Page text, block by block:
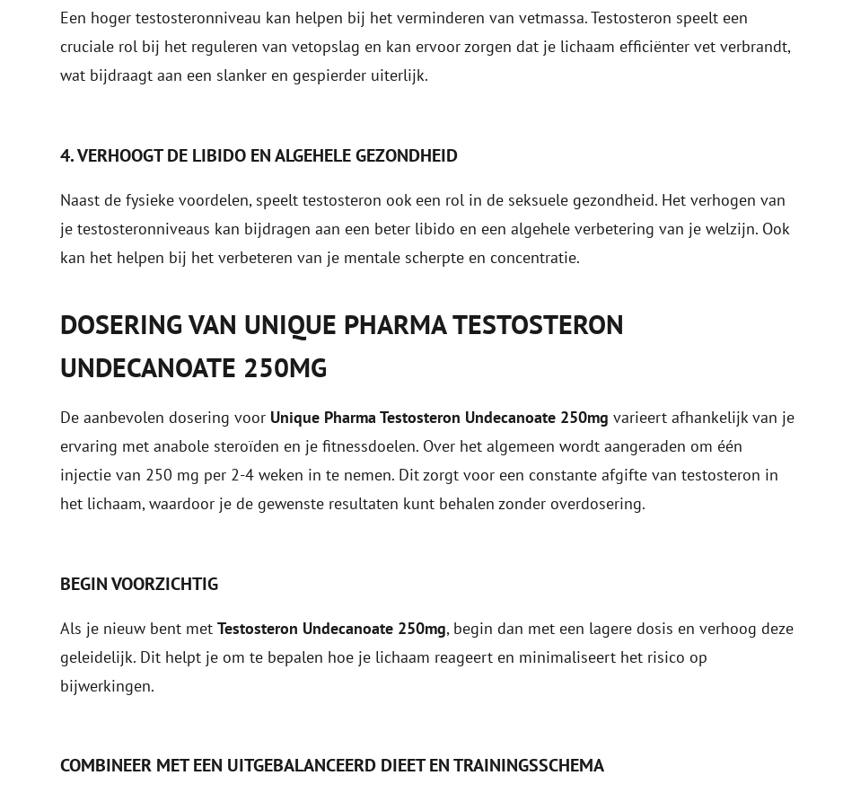
Een hoger testosteronniveau kan helpen bij het verminderen van vetmassa. Testosteron speelt een
cruciale rol bij het reguleren van vetopslag en kan ervoor zorgen dat je lichaam efficiënter vet verbrandt,
wat bijdraagt aan een slanker en gespierder uiterlijk.
4. VERHOOGT DE LIBIDO EN ALGEHELE GEZONDHEID
Naast de fysieke voordelen, speelt testosteron ook een rol in de seksuele gezondheid. Het verhogen van
je testosteronniveaus kan bijdragen aan een beter libido en een algehele verbetering van je welzijn. Ook
kan het helpen bij het verbeteren van je mentale scherpte en concentratie.
DOSERING VAN UNIQUE PHARMA TESTOSTERON
UNDECANOATE 250MG
De aanbevolen dosering voor Unique Pharma Testosteron Undecanoate 250mg varieert afhankelijk van je
ervaring met anabole steroïden en je fitnessdoelen. Over het algemeen wordt aangeraden om één
injectie van 250 mg per 2-4 weken in te nemen. Dit zorgt voor een constante afgifte van testosteron in
het lichaam, waardoor je de gewenste resultaten kunt behalen zonder overdosering.
BEGIN VOORZICHTIG
Als je nieuw bent met Testosteron Undecanoate 250mg, begin dan met een lagere dosis en verhoog deze
geleidelijk. Dit helpt je om te bepalen hoe je lichaam reageert en minimaliseert het risico op
bijwerkingen.
COMBINEER MET EEN UITGEBALANCEERD DIEET EN TRAININGSSCHEMA